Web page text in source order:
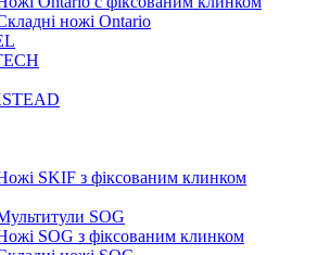
ножі Ontario
SKIF з фіксованим клинком
SOG
SOG з фіксованим клинком